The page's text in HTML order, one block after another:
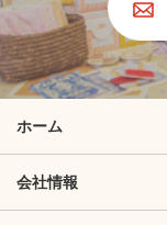
ホーム
会社情報